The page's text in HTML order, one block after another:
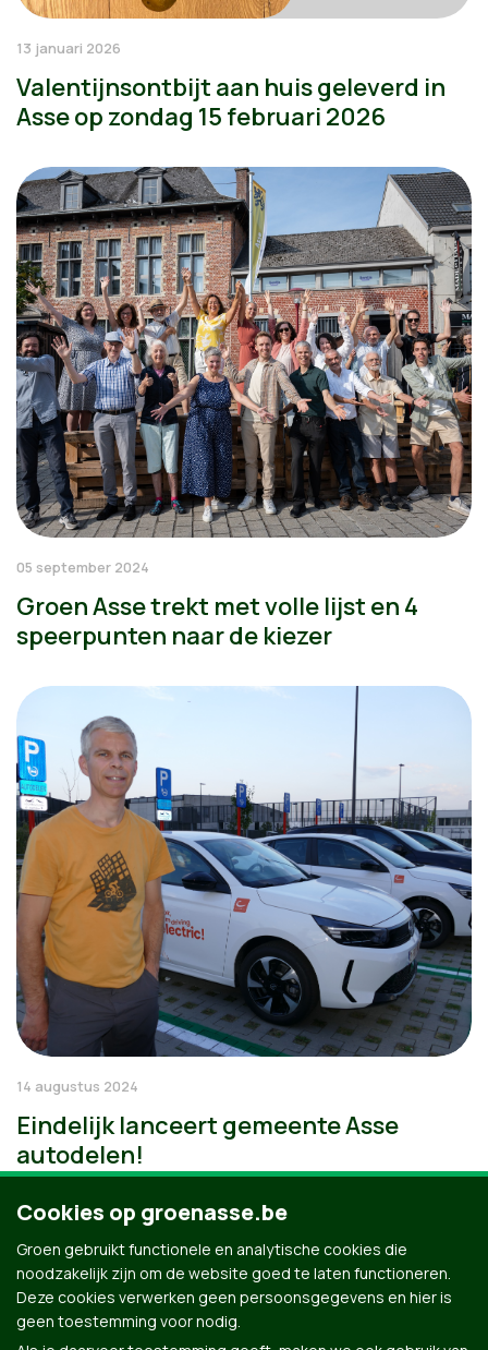
13 januari 2026
Valentijnsontbijt aan huis geleverd in
Asse op zondag 15 februari 2026
05 september 2024
Groen Asse trekt met volle lijst en 4
speerpunten naar de kiezer
14 augustus 2024
Eindelijk lanceert gemeente Asse
autodelen!
Cookies op groenasse.be
Groen gebruikt functionele en analytische cookies die
noodzakelijk zijn om de website goed te laten functioneren.
Deze cookies verwerken geen persoonsgegevens en hier is
geen toestemming voor nodig.